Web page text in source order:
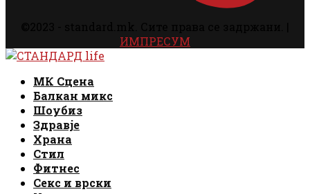
ИМПРЕСУМ
Facebook
Instagram
Email
Rss
МК Сцена
Балкан микс
Шоубиз
Здравје
Храна
Стил
Фитнес
Секс и врски